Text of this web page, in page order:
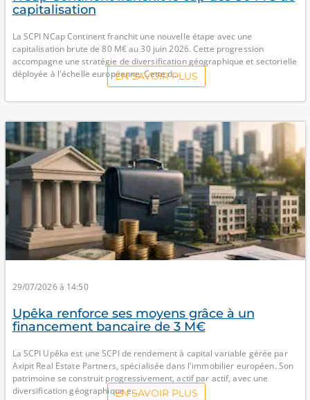
capitalisation
La SCPI NCap Continent franchit une nouvelle étape avec une
capitalisation brute de 80 M€ au 30 juin 2026. Cette progression
accompagne une stratégie de diversification géographique et sectorielle
déployée à l'échelle européenne. Cette d...
EN SAVOIR PLUS
29/07/2026 à 14:50
Upêka renforce ses moyens grâce à un
financement bancaire de 3 M€
La SCPI Upêka est une SCPI de rendement à capital variable gérée par
Axipit Real Estate Partners, spécialisée dans l'immobilier européen. Son
patrimoine se construit progressivement, actif par actif, avec une
diversification géographique e...EN SAVOIR PLUS